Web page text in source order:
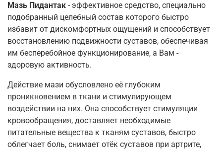
Мазь Пидантак - эффективное средство, специально
подобранный целебный состав которого быстро
избавит от дискомфортных ощущений и способствует
восстановлению подвижности суставов, обеспечивая
им бесперебойное функционирование, а Вам -
здоровую активность.
Действие мази обусловлено её глубоким
проникновением в ткани и стимулирующем
воздействии на них. Она способствует стимуляции
кровообращения, доставляет необходимые
питательные вещества к тканям суставов, быстро
облегчает боль, снимает отёк суставов при артрите,